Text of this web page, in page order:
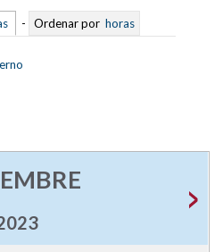
- Ordenar por horas